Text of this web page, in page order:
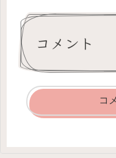
コメント
コ